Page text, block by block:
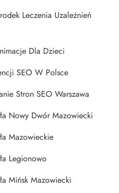
Leczenia Uzależnień
Dla Dzieci
SEO W Polsce
Stron SEO Warszawa
Nowy Dwór Mazowiecki
Mazowieckie
Legionowo
Mińsk Mazowiecki